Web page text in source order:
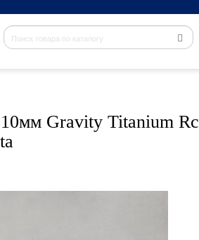
Gravity Titanium Rc